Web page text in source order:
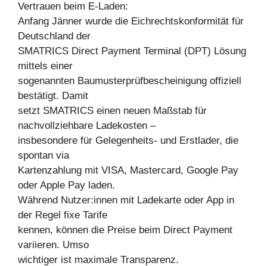
Vertrauen beim E-Laden:
Anfang Jänner wurde die Eichrechtskonformität für
Deutschland der
SMATRICS Direct Payment Terminal (DPT) Lösung
mittels einer
sogenannten Baumusterprüfbescheinigung offiziell
bestätigt. Damit
setzt SMATRICS einen neuen Maßstab für
nachvollziehbare Ladekosten –
insbesondere für Gelegenheits- und Erstlader, die
spontan via
Kartenzahlung mit VISA, Mastercard, Google Pay
oder Apple Pay laden.
Während Nutzer:innen mit Ladekarte oder App in
der Regel fixe Tarife
kennen, können die Preise beim Direct Payment
variieren. Umso
wichtiger ist maximale Transparenz.